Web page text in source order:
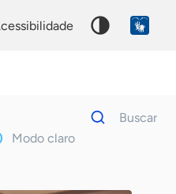
acessibilidade
Modo claro
Dados
para
Buscar